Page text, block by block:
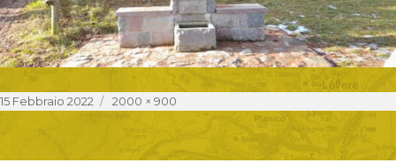
COMMERCIO
DINTORNI
CONTATTI
Posted
15 Febbraio 2022
Full
2000 × 900